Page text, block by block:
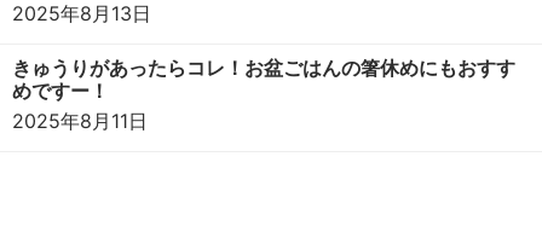
2025年8月13日
きゅうりがあったらコレ！お盆ごはんの箸休めにもおすす
めですー！
2025年8月11日